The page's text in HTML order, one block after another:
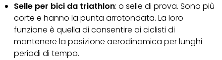
Selle per bici da triathlon: o selle di prova. Sono più
corte e hanno la punta arrotondata. La loro
funzione è quella di consentire ai ciclisti di
mantenere la posizione aerodinamica per lunghi
periodi di tempo.